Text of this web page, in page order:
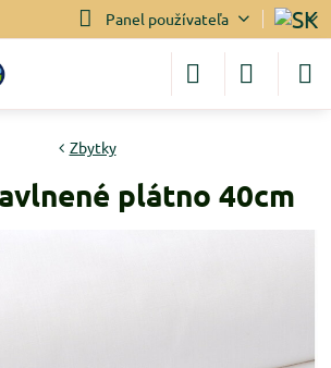
Panel používateľa
Zbytky
plátno 40cm